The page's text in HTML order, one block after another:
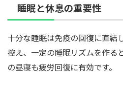
睡眠と休息の重要性
十分な睡眠は免疫の回復に直結
控え、一定の睡眠リズムを作る
の昼寝も疲労回復に有効です。